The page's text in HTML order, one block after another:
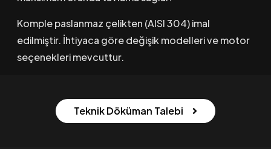
Komple paslanmaz çelikten (AISI 304) imal
edilmiştir. İhtiyaca göre değişik modelleri ve motor
seçenekleri mevcuttur.
Teknik Döküman Talebi